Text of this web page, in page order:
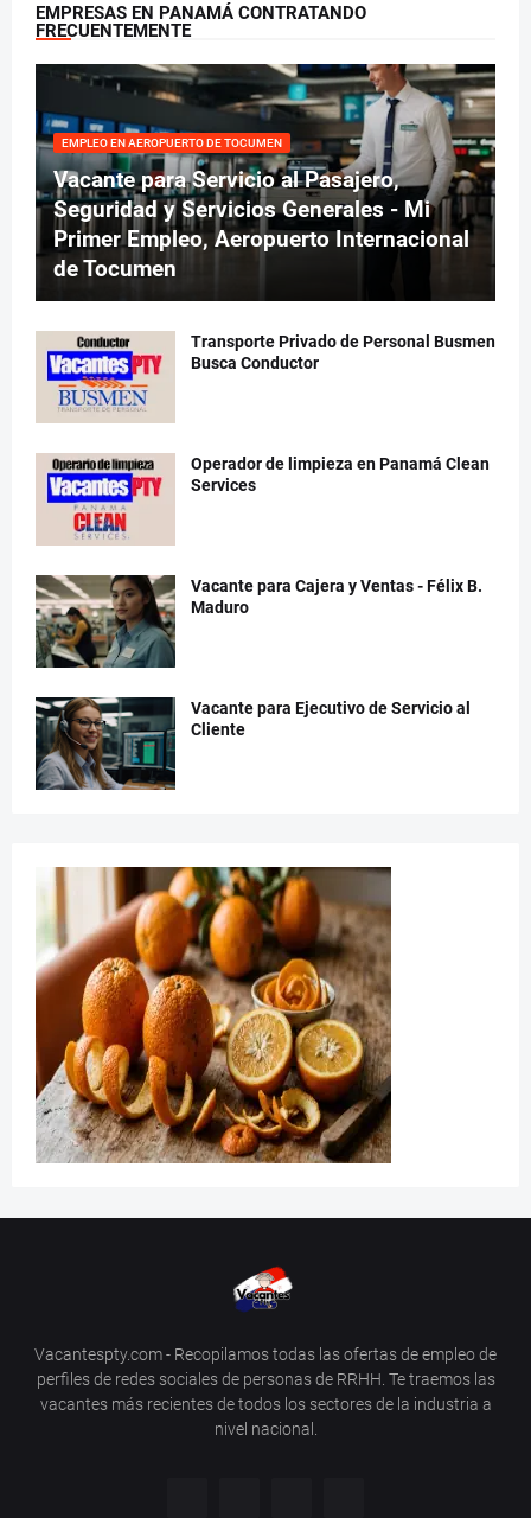
EMPRESAS EN PANAMÁ CONTRATANDO
FRECUENTEMENTE
EMPLEO EN AEROPUERTO DE TOCUMEN
Vacante para Servicio al Pasajero,
Seguridad y Servicios Generales - Mi
Primer Empleo, Aeropuerto Internacional
de Tocumen
Transporte Privado de Personal Busmen
Busca Conductor
Operador de limpieza en Panamá Clean
Services
Vacante para Cajera y Ventas - Félix B.
Maduro
Vacante para Ejecutivo de Servicio al
Cliente
Vacantespty.com - Recopilamos todas las ofertas de empleo de
perfiles de redes sociales de personas de RRHH. Te traemos las
vacantes más recientes de todos los sectores de la industria a
nivel nacional.